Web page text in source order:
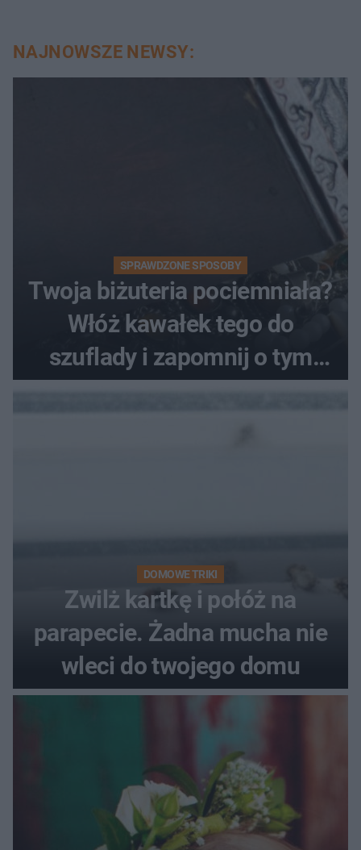
NAJNOWSZE NEWSY:
SPRAWDZONE SPOSOBY
Twoja biżuteria pociemniała?
Włóż kawałek tego do
szuflady i zapomnij o tym
problemie. Sposób na
DOMOWE TRIKI
Zwilż kartkę i połóż na
parapecie. Żadna mucha nie
wleci do twojego domu